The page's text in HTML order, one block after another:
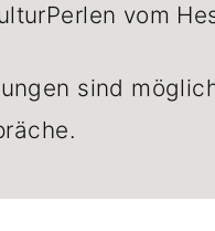
vom
sind